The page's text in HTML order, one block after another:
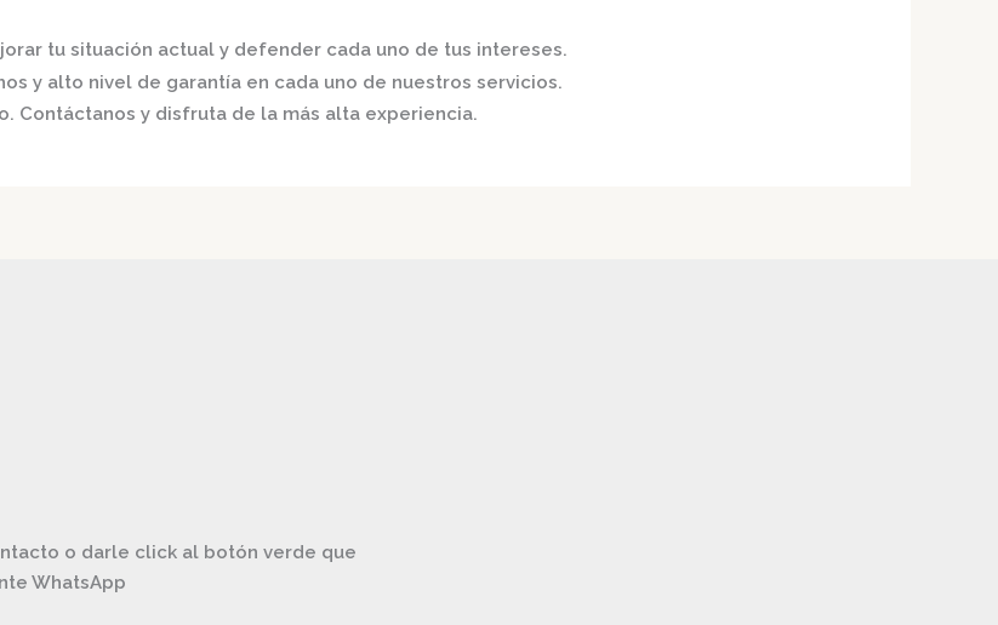
tu situación actual y defender cada uno de tus intereses.
y alto nivel de garantía en cada uno de nuestros servicios.
Contáctanos y disfruta de la más alta experiencia.
o darle click al botón verde que
WhatsApp